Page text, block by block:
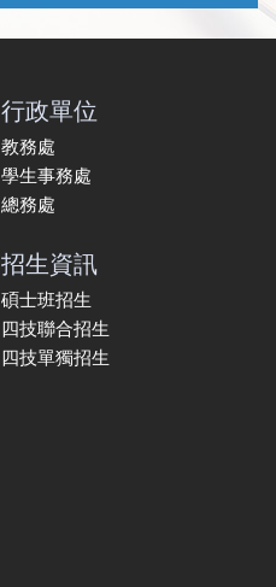
行政單位
教務處
學生事務處
總務處
招生資訊
碩士班招生
四技聯合招生
四技單獨招生